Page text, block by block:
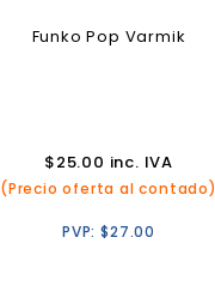
Funko Pop Varmik
$25.00 inc. IVA
(Precio oferta al contado)
PVP:$27.00